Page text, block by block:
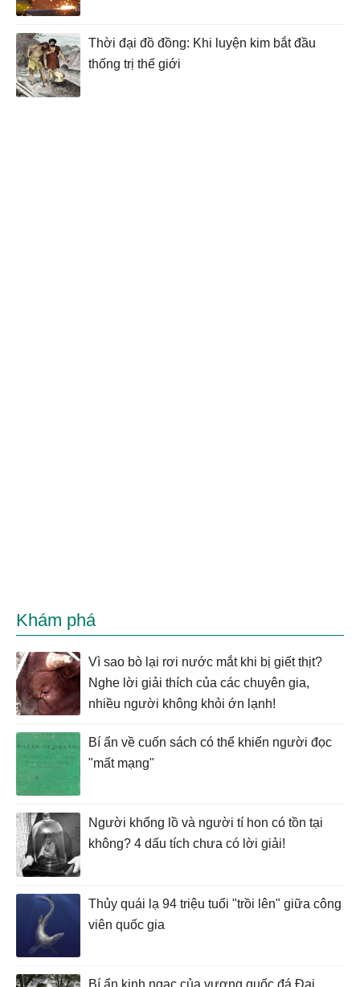
Thời đại đồ đồng: Khi luyện kim bắt đầu
thống trị thế giới
Khám phá
Vì sao bò lại rơi nước mắt khi bị giết thịt?
Nghe lời giải thích của các chuyên gia,
nhiều người không khỏi ớn lạnh!
Bí ẩn về cuốn sách có thể khiến người đọc
"mất mạng"
Người khổng lồ và người tí hon có tồn tại
không? 4 dấu tích chưa có lời giải!
Thủy quái lạ 94 triệu tuổi "trồi lên" giữa công
viên quốc gia